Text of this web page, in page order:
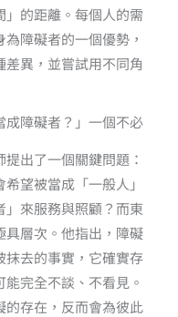
的距離。每個人的需
障礙者的一個優勢，
異，並嘗試用不同角
成障礙者？」一個不必
出了一個關鍵問題：
望被當成「一般人」
來服務與照顧？而東
具層次。他指出，障礙
抹去的事實，它確實存
完全不談、不看見。
的存在，反而會為彼此